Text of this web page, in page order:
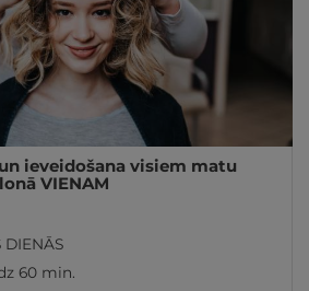
ieveidošana visiem matu
VIENAM
DIENĀS
60 min.